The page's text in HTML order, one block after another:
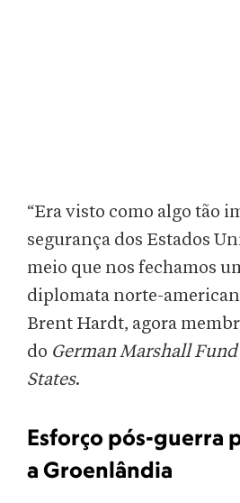
“Era visto como algo tão
segurança dos Estados
meio que nos fechamos
diplomata norte-
Brent Hardt, agora
do German Marshall
States.
Esforço pós-guerra
a Groenlândia